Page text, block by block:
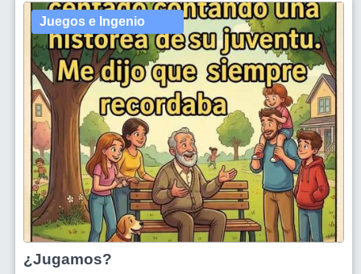
Juegos e Ingenio
¿Jugamos?